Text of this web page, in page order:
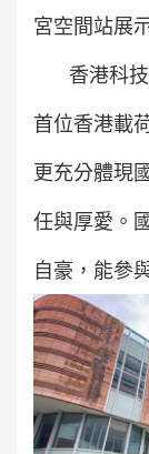
宮空間站展
香港科
首位香港載
更充分體現
任與厚愛。
自豪，能參